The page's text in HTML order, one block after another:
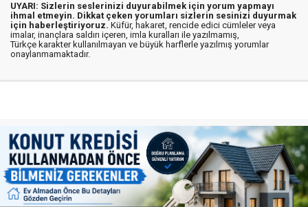
UYARI: Sizlerin seslerinizi duyurabilmek için yorum yapmayı
ihmal etmeyin. Dikkat çeken yorumları sizlerin sesinizi duyurmak
için haberleştiriyoruz. Küfür, hakaret, rencide edici cümleler veya
imalar, inançlara saldırı içeren, imla kuralları ile yazılmamış,
Türkçe karakter kullanılmayan ve büyük harflerle yazılmış yorumlar
onaylanmamaktadır.